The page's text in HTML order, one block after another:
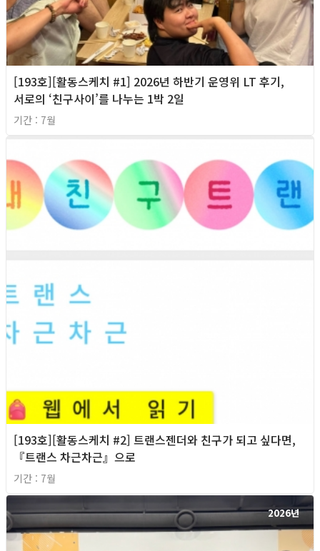
[193호][활동스케치 #1] 2026년 하반기 운영위 LT 후기,
서로의 ‘친구사이’를 나누는 1박 2일
기간 : 7월
[193호][활동스케치 #2] 트랜스젠더와 친구가 되고 싶다면,
『트랜스 차근차근』으로
기간 : 7월
2026년